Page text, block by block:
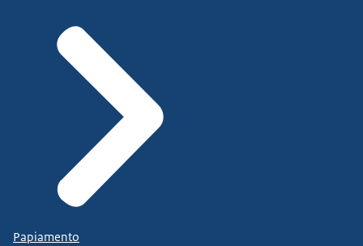
Papiamento